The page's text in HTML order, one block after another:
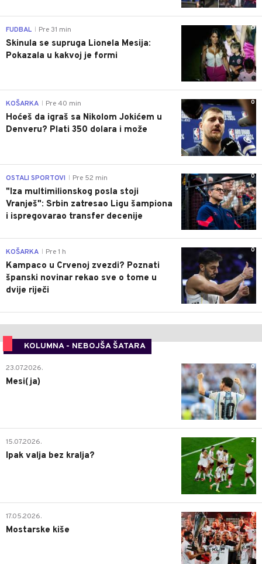
0
FUDBAL Pre 31 min
Skinula se supruga Lionela Mesija:
Pokazala u kakvoj je formi
0
KOŠARKA Pre 40 min
Hoćeš da igraš sa Nikolom Jokićem u
Denveru? Plati 350 dolara i može
0
OSTALI SPORTOVI Pre 52 min
"Iza multimilionskog posla stoji
Vranješ": Srbin zatresao Ligu šampiona
i ispregovarao transfer decenije
0
KOŠARKA Pre 1 h
Kampaco u Crvenoj zvezdi? Poznati
španski novinar rekao sve o tome u
dvije riječi
KOLUMNA - NEBOJŠA ŠATARA
0
23.07.2026.
Mesi(ja)
2
15.07.2026.
Ipak valja bez kralja?
0
17.05.2026.
Mostarske kiše